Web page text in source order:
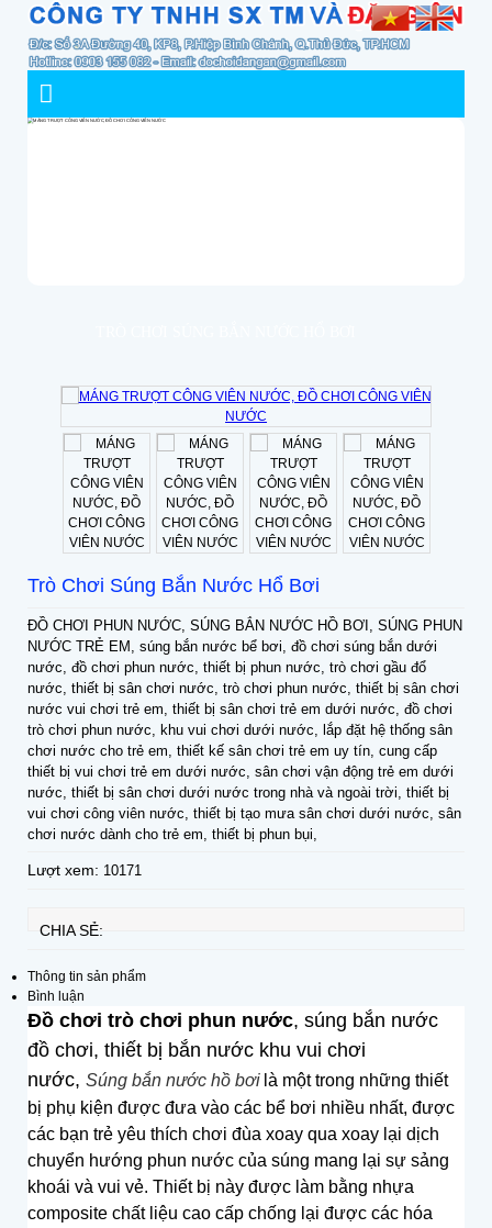
Trò Chơi Súng Bắn Nước Hổ Bơi
ĐỒ CHƠI PHUN NƯỚC, SÚNG BẮN NƯỚC HỒ BƠI, SÚNG PHUN
NƯỚC TRẺ EM, súng bắn nước bể bơi, đồ chơi súng bắn dưới
nước, đồ chơi phun nước, thiết bị phun nước, trò chơi gầu đổ
nước, thiết bị sân chơi nước, trò chơi phun nước, thiết bị sân chơi
nước vui chơi trẻ em, thiết bị sân chơi trẻ em dưới nước, đồ chơi
trò chơi phun nước, khu vui chơi dưới nước, lắp đặt hệ thống sân
chơi nước cho trẻ em, thiết kế sân chơi trẻ em uy tín, cung cấp
thiết bị vui chơi trẻ em dưới nước, sân chơi vận động trẻ em dưới
nước, thiết bị sân chơi dưới nước trong nhà và ngoài trời, thiết bị
vui chơi công viên nước, thiết bị tạo mưa sân chơi dưới nước, sân
chơi nước dành cho trẻ em, thiết bị phun bụi,
Lượt xem: 10171
CHIA SẺ:
Thông tin sản phẩm
Bình luận
Đồ chơi trò chơi phun nước, súng bắn nước
đồ chơi, thiết bị bắn nước khu vui chơi
nước, Súng bắn nước hồ bơi là một trong những thiết
bị phụ kiện được đưa vào các bể bơi nhiều nhất, được
các bạn trẻ yêu thích chơi đùa xoay qua xoay lại dịch
chuyển hướng phun nước của súng mang lại sự sảng
khoái và vui vẻ. Thiết bị này được làm bằng nhựa
composite chất liệu cao cấp chống lại được các hóa